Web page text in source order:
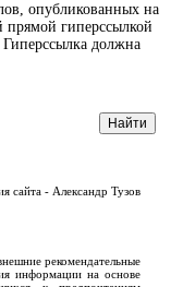
опубликованных на
прямой гиперссылкой
Гиперссылка должна
сайта - Александр Тузов
рекомендательные
информации на основе